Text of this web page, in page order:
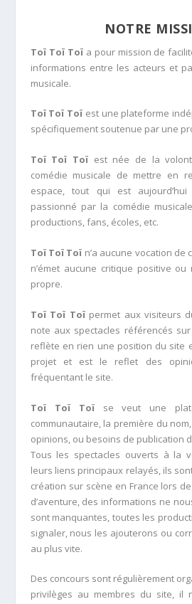
NOTRE
Toï Toï Toïa pour mission de
informations entre les acteurs et
musicale.
Toï Toï Toï est une plateforme
spécifiquement soutenue par une
Toï Toï Toï est née de la
comédie musicale de mettre en
espace, tout qui est aujourd’hui
passionné par la comédie
productions, fans, écoles, etc.
Toï Toï Toï n’a aucune vocation de
n’émet aucune critique positive
propre.
Toï Toï Toïpermet aux visiteurs
note aux spectacles référencés
reflète en rien une position du site
projet et est le reflet des
fréquentant le site.
Toï Toï Toïse veut une
communautaire, la première du
opinions, ou besoins de publication
Tous les spectacles ouverts à la
leurs liens principaux relayés, ils
création sur scène en France lors
d’aventure, des informations ne
sont manquantes, toutes les
signaler, nous les ajouterons ou
au plus vite.
Des concours sont régulièrement
privilèges au membres du site, il